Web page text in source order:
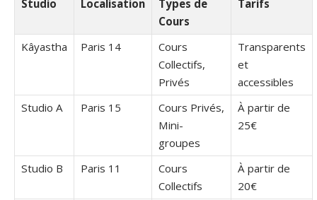
Studio Localisation
Types de
Cours
Tarifs
Kâyastha Paris 14
Cours
Collectifs,
Privés
Transparents
et
accessibles
Studio A
Paris 15
Cours Privés,
Mini-
groupes
À partir de
25€
Studio B Paris 11
Cours
Collectifs
À partir de
20€